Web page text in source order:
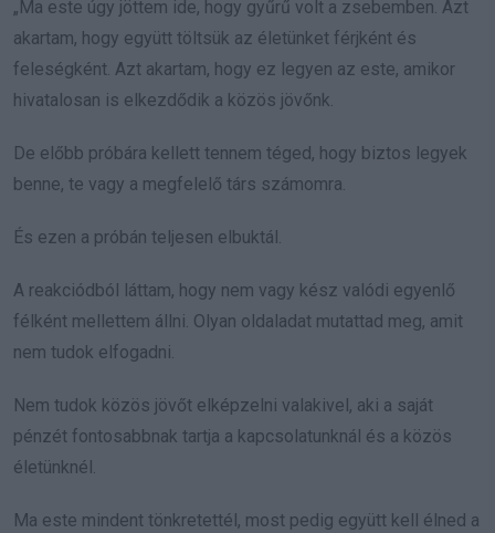
„Ma este úgy jöttem ide, hogy gyűrű volt a zsebemben. Azt
akartam, hogy együtt töltsük az életünket férjként és
feleségként. Azt akartam, hogy ez legyen az este, amikor
hivatalosan is elkezdődik a közös jövőnk.
De előbb próbára kellett tennem téged, hogy biztos legyek
benne, te vagy a megfelelő társ számomra.
És ezen a próbán teljesen elbuktál.
A reakciódból láttam, hogy nem vagy kész valódi egyenlő
félként mellettem állni. Olyan oldaladat mutattad meg, amit
nem tudok elfogadni.
Nem tudok közös jövőt elképzelni valakivel, aki a saját
pénzét fontosabbnak tartja a kapcsolatunknál és a közös
életünknél.
Ma este mindent tönkretettél, most pedig együtt kell élned a